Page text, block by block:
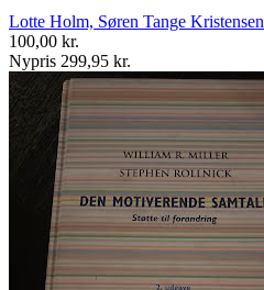
Lotte Holm, Søren Tange Kristensen
100,00 kr.
Nypris 299,95 kr.